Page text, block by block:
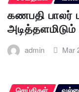
கணபதி
admin Mar